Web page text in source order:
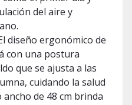
del aire y
diseño ergonómico de
con una postura
que se ajusta a las
cuidando la salud
de 48 cm brinda